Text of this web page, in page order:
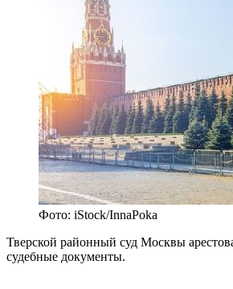
Фото: iStock/InnaPoka
Тверской районный суд Москвы
судебные документы.